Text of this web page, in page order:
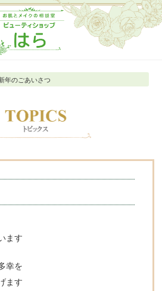
年のごあいさつ
ます
幸を
す